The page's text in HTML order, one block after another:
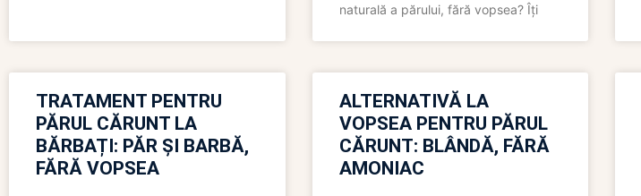
naturală a părului, fără vopsea? Îți
TRATAMENT PENTRU
PĂRUL CĂRUNT LA
BĂRBAȚI: PĂR ȘI BARBĂ,
FĂRĂ VOPSEA
ALTERNATIVĂ LA
VOPSEA PENTRU PĂRUL
CĂRUNT: BLÂNDĂ, FĂRĂ
AMONIAC